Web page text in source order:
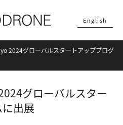
English
2024グローバルスタートアッププログ
グローバルスター
出展